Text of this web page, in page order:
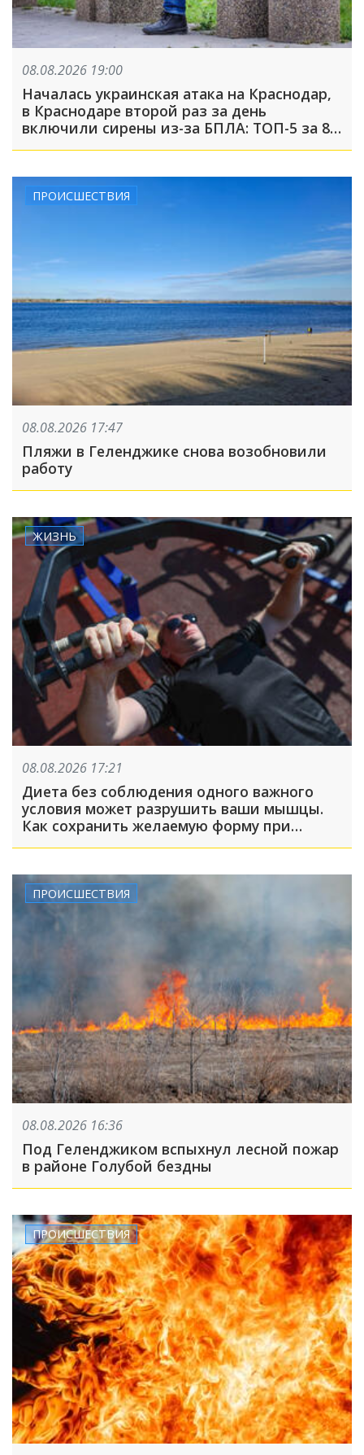
08.08.2026 19:00
Началась украинская атака на Краснодар,
в Краснодаре второй раз за день
включили сирены из-за БПЛА: ТОП-5 за 8
ПРОИСШЕСТВИЯ
08.08.2026 17:47
Пляжи в Геленджике снова возобновили
работу
ЖИЗНЬ
08.08.2026 17:21
Диета без соблюдения одного важного
условия может разрушить ваши мышцы.
Как сохранить желаемую форму при
ПРОИСШЕСТВИЯ
08.08.2026 16:36
Под Геленджиком вспыхнул лесной пожар
в районе Голубой бездны
ПРОИСШЕСТВИЯ